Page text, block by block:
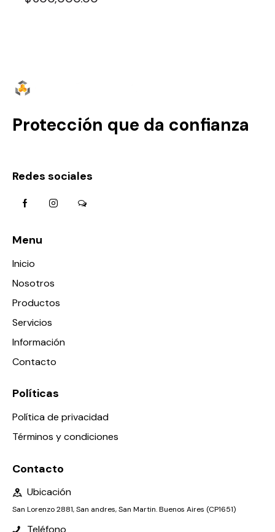
Protección que da confianza
Redes sociales
Menu
Inicio
Nosotros
Productos
Servicios
Información
Contacto
Políticas
Política de privacidad
Términos y condiciones
Contacto
Ubicación
San Lorenzo 2881, San andres, San Martin. Buenos Aires (CP1651)
Teléfono